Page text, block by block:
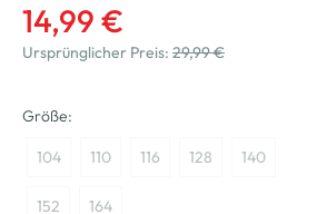
14,99 €
Ursprünglicher Preis: 29,99 €
Größe:
104 110 116 128 140
152 164